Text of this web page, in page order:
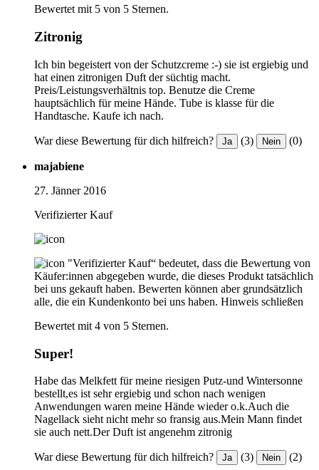
Bewertet mit 5 von 5 Sternen.
Zitronig
Ich bin begeistert von der Schutzcreme :-) sie ist ergiebig und
hat einen zitronigen Duft der süchtig macht.
Preis/Leistungsverhältnis top. Benutze die Creme
hauptsächlich für meine Hände. Tube is klasse für die
Handtasche. Kaufe ich nach.
War diese Bewertung für dich hilfreich? Ja (3) Nein (0)
majabiene
27. Jänner 2016
Verifizierter Kauf
"Verifizierter Kauf“ bedeutet, dass die Bewertung von
Käufer:innen abgegeben wurde, die dieses Produkt tatsächlich
bei uns gekauft haben. Bewerten können aber grundsätzlich
alle, die ein Kundenkonto bei uns haben. Hinweis schließen
Bewertet mit 4 von 5 Sternen.
Super!
Habe das Melkfett für meine riesigen Putz-und Wintersonne
bestellt,es ist sehr ergiebig und schon nach wenigen
Anwendungen waren meine Hände wieder o.k.Auch die
Nagellack sieht nicht mehr so fransig aus.Mein Mann findet
sie auch nett.Der Duft ist angenehm zitronig
War diese Bewertung für dich hilfreich? Ja (3) Nein (2)